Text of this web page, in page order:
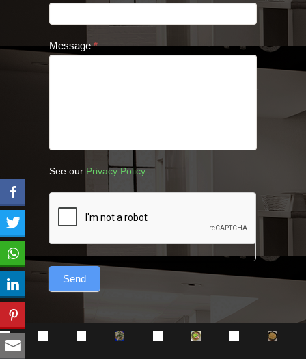
Message*
See our Privacy Policy
Send